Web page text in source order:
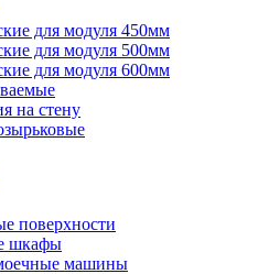
для модуля 450мм
для модуля 500мм
для модуля 600мм
на стену
поверхности
шкафы
машины